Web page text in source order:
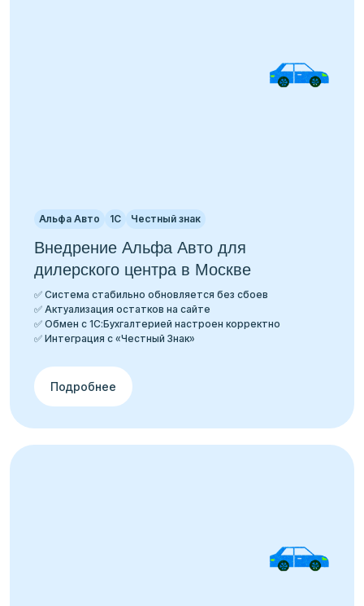
Альфа Авто 1С Честный знак
Внедрение Альфа Авто для
дилерского центра в Москве
✅ Система стабильно обновляется без сбоев
✅ Актуализация остатков на сайте
✅ Обмен с 1С:Бухгалтерией настроен корректно
✅ Интеграция с «Честный Знак»
Подробнее